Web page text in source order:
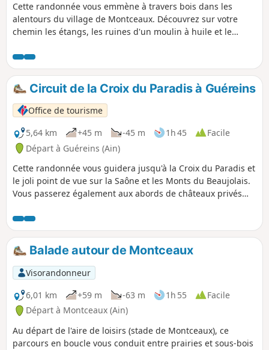
Cette randonnée vous emmène à travers bois dans les
alentours du village de Montceaux. Découvrez sur votre
chemin les étangs, les ruines d'un moulin à huile et le
Circuit de la Croix du Paradis à Guéreins
Office de tourisme
5,64 km
+45 m -45 m 1h 45
Facile
Départ à Guéreins (Ain)
Cette randonnée vous guidera jusqu'à la Croix du Paradis et
le joli point de vue sur la Saône et les Monts du Beaujolais.
Vous passerez également aux abords de châteaux privés
Balade autour de Montceaux
Visorandonneur
6,01 km
+59 m -63 m 1h 55
Facile
Départ à Montceaux (Ain)
Au départ de l'aire de loisirs (stade de Montceaux), ce
parcours en boucle vous conduit entre prairies et sous-bois